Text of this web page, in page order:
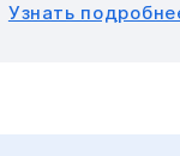
Узнать